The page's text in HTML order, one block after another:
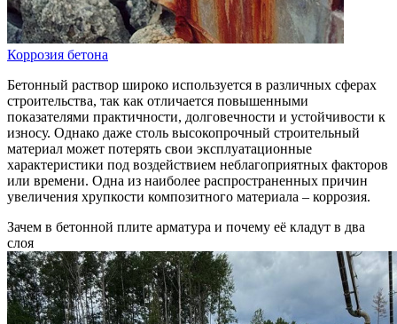
Коррозия бетона
Бетонный раствор широко используется в различных сферах
строительства, так как отличается повышенными
показателями практичности, долговечности и устойчивости к
износу. Однако даже столь высокопрочный строительный
материал может потерять свои эксплуатационные
характеристики под воздействием неблагоприятных факторов
или времени. Одна из наиболее распространенных причин
увеличения хрупкости композитного материала – коррозия.
Зачем в бетонной плите арматура и почему её кладут в два
слоя